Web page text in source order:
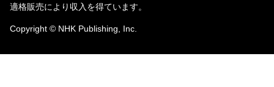
適格販売により収入を得ています。
Copyright © NHK Publishing, Inc.